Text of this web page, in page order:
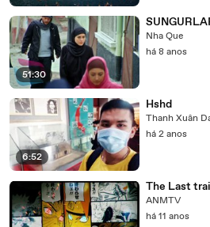
51:30
Nha Que
há 8 anos
6:52
Hshd
Thanh Xuân
há 2 anos
The Last
ANMTV
há 11 anos